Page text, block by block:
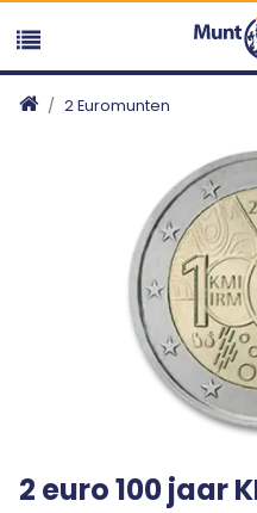
2 Euromunten
2 euro 100 jaar